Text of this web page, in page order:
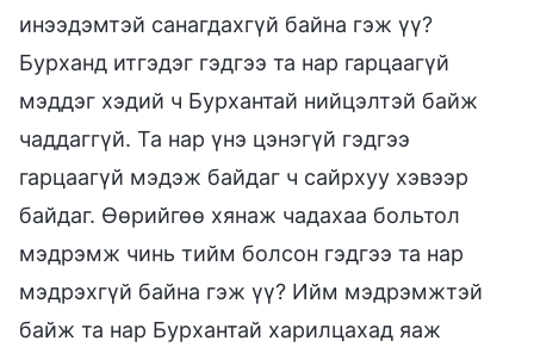
инээдэмтэй санагдахгүй байна гэж үү?
Бурханд итгэдэг гэдгээ та нар гарцаагүй
мэддэг хэдий ч Бурхантай нийцэлтэй байж
чаддаггүй. Та нар үнэ цэнэгүй гэдгээ
гарцаагүй мэдэж байдаг ч сайрхуу хэвээр
байдаг. Өөрийгөө хянаж чадахаа больтол
мэдрэмж чинь тийм болсон гэдгээ та нар
мэдрэхгүй байна гэж үү? Ийм мэдрэмжтэй
байж та нар Бурхантай харилцахад яаж